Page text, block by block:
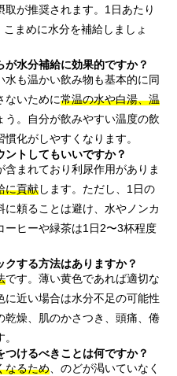
が推奨されます。1日あたり
まめに水分を補給しましょ
水分補給に効果的ですか？
も温かい飲み物も基本的に同
ないために常温の水や白湯、温
う。自分が飲みやすい温度の飲
化がしやすくなります。
ントしてもいいですか？
まれており利尿作用がありま
に貢献します。ただし、1日の
頼ることは避け、水やノンカ
ーヒーや緑茶は1日2〜3杯程度
する方法はありますか？
です。薄い黄色であれば適切な
近い場合は水分不足の可能性
燥、肌のかさつき、頭痛、倦
けるべきことは何ですか？
なるため 、のどが渇いていなく